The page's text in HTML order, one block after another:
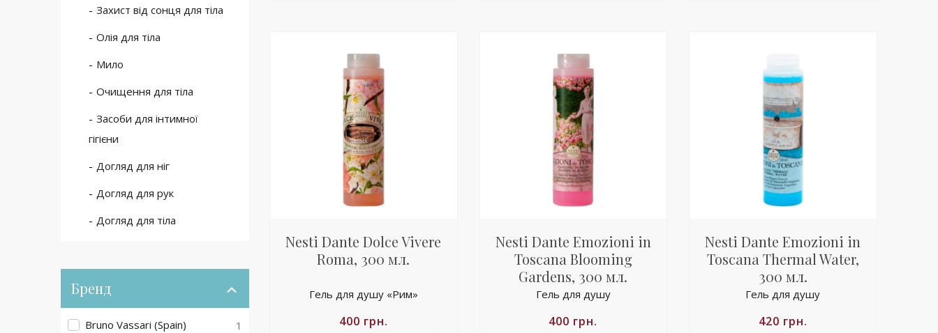
Захист від сонця для тіла
Олія для тіла
Мило
Очищення для тіла
Засоби для інтимної
гігієни
Догляд для ніг
Догляд для рук
Догляд для тіла
Бренд
Bruno Vassari (Spain)
1
Nesti Dante Dolce Vivere
Roma, 300 мл.
Гель для душу«Рим»
400 грн.
Nesti Dante Emozioni in
Toscana Blooming
Gardens, 300 мл.
Гель для душу
400 грн.
Nesti Dante Emozioni in
Toscana Thermal Water,
300 мл.
Гель для душу
420 грн.